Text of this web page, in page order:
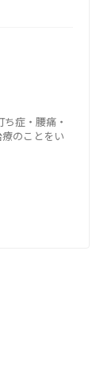
症・腰痛・
のことをい